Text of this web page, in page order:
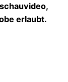
erlaubt.